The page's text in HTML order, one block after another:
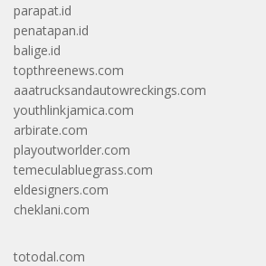
parapat.id
penatapan.id
balige.id
topthreenews.com
aaatrucksandautowreckings.com
youthlinkjamica.com
arbirate.com
playoutworlder.com
temeculabluegrass.com
eldesigners.com
cheklani.com
totodal.com